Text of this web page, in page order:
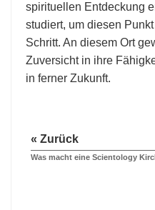
spirituellen Entdeckung
studiert, um diesen
Schritt. An diesem Ort
Zuversicht in ihre
in ferner Zukunft.
« Zurück
Was macht eine Scientology